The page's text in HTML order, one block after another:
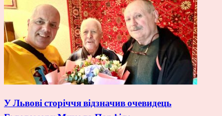
У Львові сторіччя відзначив очевидець